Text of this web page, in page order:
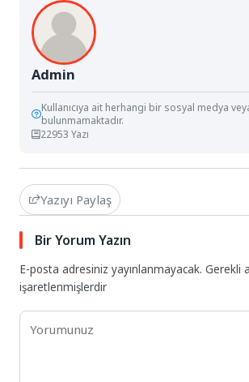
Admin
Kullanıcıya ait herhangi bir sosyal medya
bulunmamaktadır.
22953 Yazı
Yazıyı Paylaş
Bir Yorum Yazın
E-posta adresiniz yayınlanmayacak. Gerekli
işaretlenmişlerdir